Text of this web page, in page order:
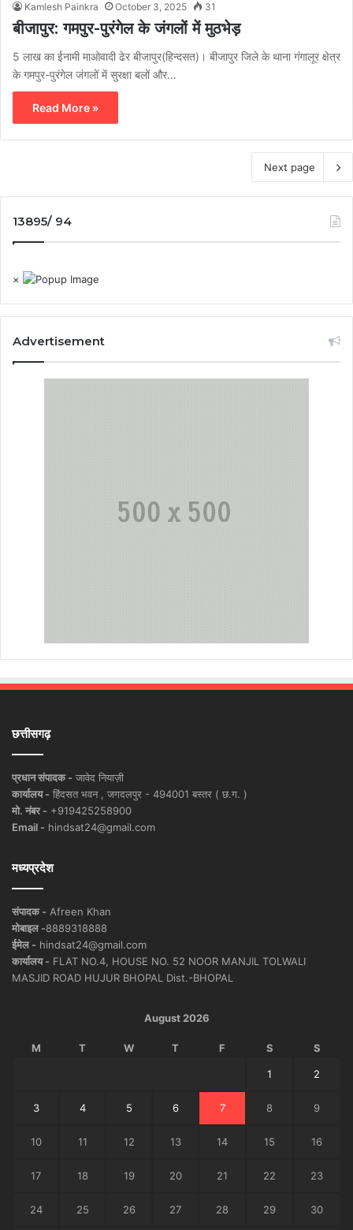
Kamlesh Painkra October 3, 2025 31
बीजापुर: गमपुर-पुरंगेल के जंगलों में मुठभेड़
5 लाख का ईनामी माओवादी ढेर बीजापुर(हिन्दसत)। बीजापुर जिले के थाना गंगालूर क्षेत्र
के गमपुर-पुरंगेल जंगलों में सुरक्षा बलों और…
Read More »
Next page
13895/ 94
×
Advertisement
छत्तीसगढ़
प्रधान संपादक - जावेद नियाज़ी
कार्यालय - हिंदसत भवन , जगदलपुर - 494001 बस्तर ( छ.ग. )
मो. नंबर - +919425258900
Email - hindsat24@gmail.com
मध्यप्रदेश
संपादक - Afreen Khan
मोबाइल -8889318888
ईमेल - hindsat24@gmail.com
कार्यालय - FLAT NO.4, HOUSE NO. 52 NOOR MANJIL TOLWALI
MASJID ROAD HUJUR BHOPAL Dist.-BHOPAL
August 2026
M T W T F S S
1 2
3 4 5 6 7 8 9
10 11 12 13 14 15 16
17 18 19 20 21 22 23
24 25 26 27 28 29 30